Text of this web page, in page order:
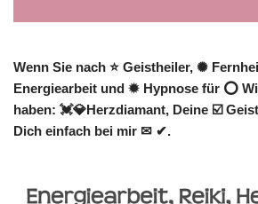
Wenn Sie nach ⭐ Geistheiler, ✺
Energiearbeit und ✹ Hypnose für ⭕
haben: 💓️💎Herzdiamant, Deine ☑️
Dich einfach bei mir ✉ ✔.